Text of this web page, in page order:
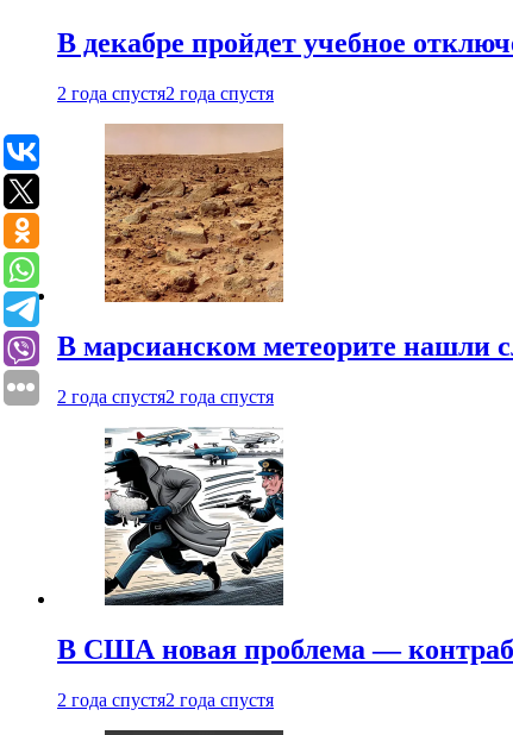
В декабре пройдет учебное
2 года спустя2 года спустя
В марсианском метеорите нашли
2 года спустя2 года спустя
В США новая проблема —
2 года спустя2 года спустя